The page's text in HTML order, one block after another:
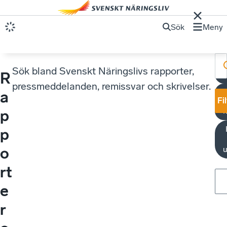
Sök Meny
R
a
p
p
o
rt
e
r
Sök bland Svenskt Näringslivs rapporter,
pressmeddelanden, remissvar och skrivelser.